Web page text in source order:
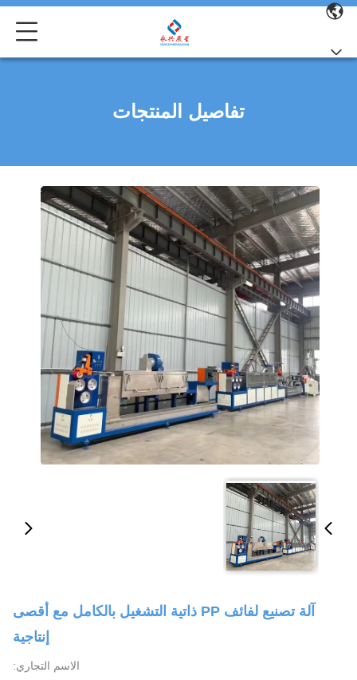
تفاصيل المنتجات
آلة تصنيع لفائف PP ذاتية التشغيل بالكامل مع أقصى
إنتاجية
الاسم التجاري: